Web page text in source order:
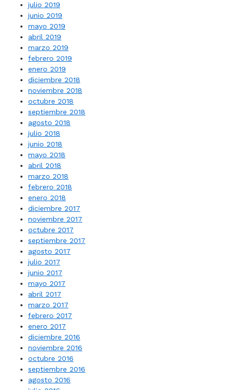
julio 2019
junio 2019
mayo 2019
abril 2019
marzo 2019
febrero 2019
enero 2019
diciembre 2018
noviembre 2018
octubre 2018
septiembre 2018
agosto 2018
julio 2018
junio 2018
mayo 2018
abril 2018
marzo 2018
febrero 2018
enero 2018
diciembre 2017
noviembre 2017
octubre 2017
septiembre 2017
agosto 2017
julio 2017
junio 2017
mayo 2017
abril 2017
marzo 2017
febrero 2017
enero 2017
diciembre 2016
noviembre 2016
octubre 2016
septiembre 2016
agosto 2016